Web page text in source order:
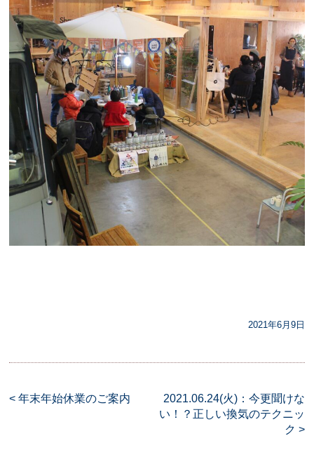
2021年6月9日
<年末年始休業のご案内
2021.06.24(火)：今更聞けな
い！？正しい換気のテクニッ
ク >